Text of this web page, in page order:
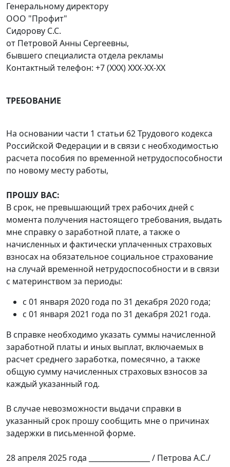
Генеральному директору
ООО "Профит"
Сидорову С.С.
от Петровой Анны Сергеевны,
бывшего специалиста отдела рекламы
Контактный телефон: +7 (XXX) XXX-XX-XX
ТРЕБОВАНИЕ
На основании части 1 статьи 62 Трудового кодекса
Российской Федерации и в связи с необходимостью
расчета пособия по временной нетрудоспособности
по новому месту работы,
ПРОШУ ВАС:
В срок, не превышающий трех рабочих дней с
момента получения настоящего требования, выдать
мне справку о заработной плате, а также о
начисленных и фактически уплаченных страховых
взносах на обязательное социальное страхование
на случай временной нетрудоспособности и в связи
с материнством за периоды:
с 01 января 2020 года по 31 декабря 2020 года;
с 01 января 2021 года по 31 декабря 2021 года.
В справке необходимо указать суммы начисленной
заработной платы и иных выплат, включаемых в
расчет среднего заработка, помесячно, а также
общую сумму начисленных страховых взносов за
каждый указанный год.
В случае невозможности выдачи справки в
указанный срок прошу сообщить мне о причинах
задержки в письменной форме.
28 апреля 2025 года _________________ / Петрова А.С./